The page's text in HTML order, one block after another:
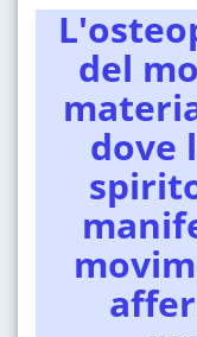
del
dove